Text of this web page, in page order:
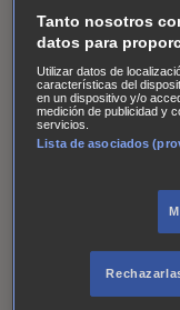
de personas
Ladrón de
AXN Masters
Nevers
Magpie
Noche Wild
Absentia
Tanto nosotros
datos para
Utilizar datos de
características del
en un dispositivo y/o
medición de publicidad y
servicios.
Lista de asociados